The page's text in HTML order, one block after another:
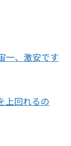
一、激安です
上回れるの